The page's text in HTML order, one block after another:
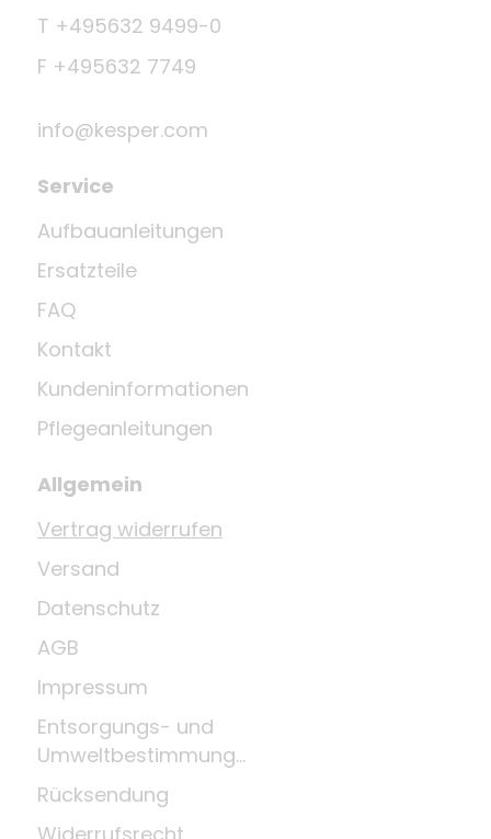
T +495632 9499-0
F +495632 7749
info@kesper.com
Service
Aufbauanleitungen
Ersatzteile
FAQ
Kontakt
Kundeninformationen
Pflegeanleitungen
Allgemein
Vertrag widerrufen
Versand
Datenschutz
AGB
Impressum
Entsorgungs- und
Umweltbestimmungen
Rücksendung